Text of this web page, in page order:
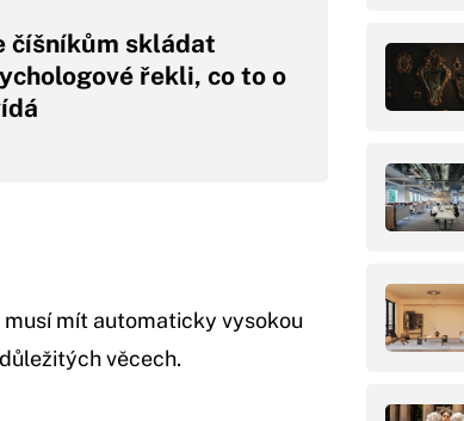
číšníkům skládat
řekli, co to o
musí mít automaticky vysokou
věcech.